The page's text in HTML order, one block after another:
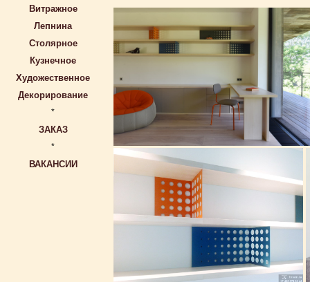
Витражное
Лепнина
Столярное
Кузнечное
Художественное
Декорирование
*
ЗАКАЗ
*
ВАКАНСИИ